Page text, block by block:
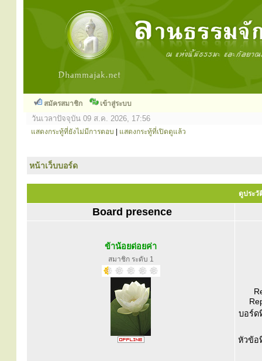
สมัครสมาชิก เข้าสู่ระบบ
วันเวลาปัจจุบัน 09 ส.ค. 2026, 17:56
แสดงกระทู้ที่ยังไม่มีการตอบ แสดงกระทู้ที่เปิดดูแล้ว
หน้าเว็บบอร์ด
ดูประวั
Board presence
ข้าน้อยด่อยค่า
สมาชิก ระดับ 1
บอร์ด
หัวข้อ